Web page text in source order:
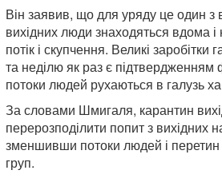
Він заявив, що для уряду це один з
вихідних люди знаходяться вдома
потік і скупчення. Великі заробітки
та неділю як раз є підтвердженням
потоки людей рухаються в галузь
За словами Шмигаля, карантин
перерозподілити попит з вихідних
зменшивши потоки людей і перетин
груп.